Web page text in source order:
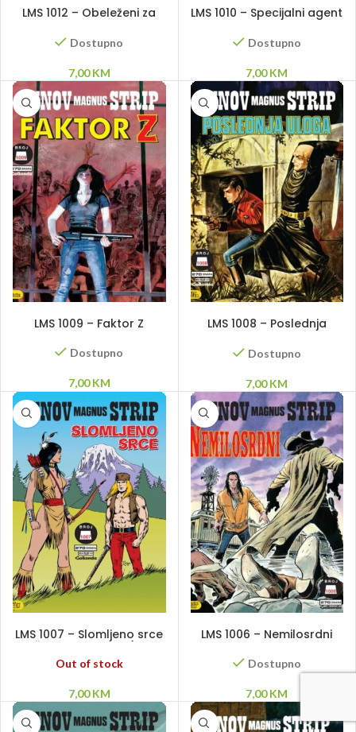
LMS 1012 – Obeleženi za
Dostupno
7,00KM
LMS 1010 – Specijalni agent
Dostupno
7,00KM
LMS 1009 – Faktor Z
Dostupno
7,00KM
LMS 1008 – Poslednja
Dostupno
7,00KM
LMS 1007 – Slomljeno srce
– Šumska kraljica (prvi
deo)
Out of stock
7,00KM
LMS 1006 – Nemilosrdni
Dostupno
7,00KM